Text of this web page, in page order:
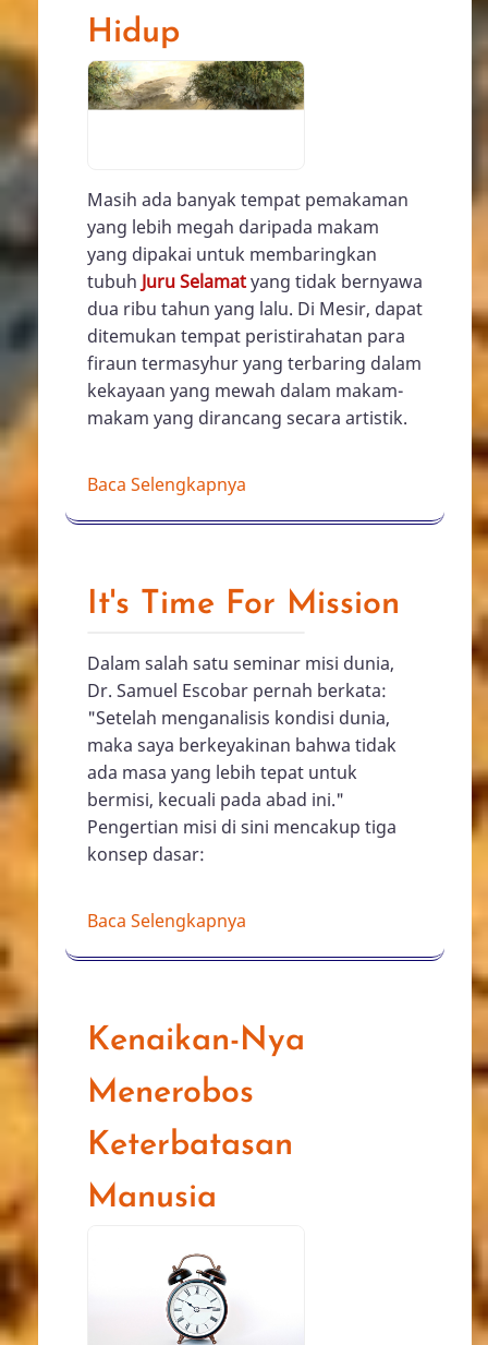
Hidup
Masih ada banyak tempat pemakaman
yang lebih megah daripada makam
yang dipakai untuk membaringkan
tubuh Juru Selamatyang tidak bernyawa
dua ribu tahun yang lalu. Di Mesir, dapat
ditemukan tempat peristirahatan para
firaun termasyhur yang terbaring dalam
kekayaan yang mewah dalam makam-
makam yang dirancang secara artistik.
Baca Selengkapnya
It's Time For Mission
Dalam salah satu seminar misi dunia,
Dr. Samuel Escobar pernah berkata:
"Setelah menganalisis kondisi dunia,
maka saya berkeyakinan bahwa tidak
ada masa yang lebih tepat untuk
bermisi, kecuali pada abad ini."
Pengertian misi di sini mencakup tiga
konsep dasar:
Baca Selengkapnya
Kenaikan-Nya
Menerobos
Keterbatasan
Manusia